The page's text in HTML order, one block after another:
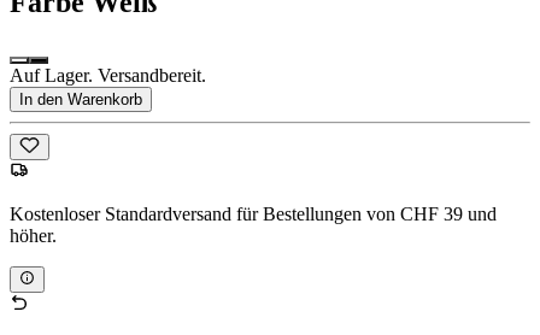
Auf Lager. Versandbereit.
In den Warenkorb
Kostenloser Standardversand für Bestellungen von CHF 39 und
höher.